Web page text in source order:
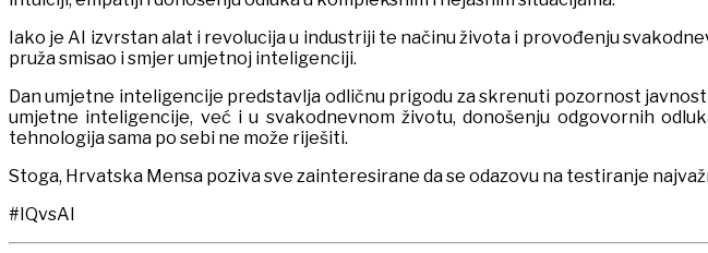
Iako je AI izvrstan alat i revolucija u industriji te načinu života i provođenju
pruža smisao i smjer umjetnoj inteligenciji.
Dan umjetne inteligencije predstavlja odličnu prigodu za skrenuti pozornost
umjetne inteligencije, već i u svakodnevnom životu, donošenju odgovornih
tehnologija sama po sebi ne može riješiti.
Stoga, Hrvatska Mensa poziva sve zainteresirane da se odazovu na testiranje
#IQvsAI